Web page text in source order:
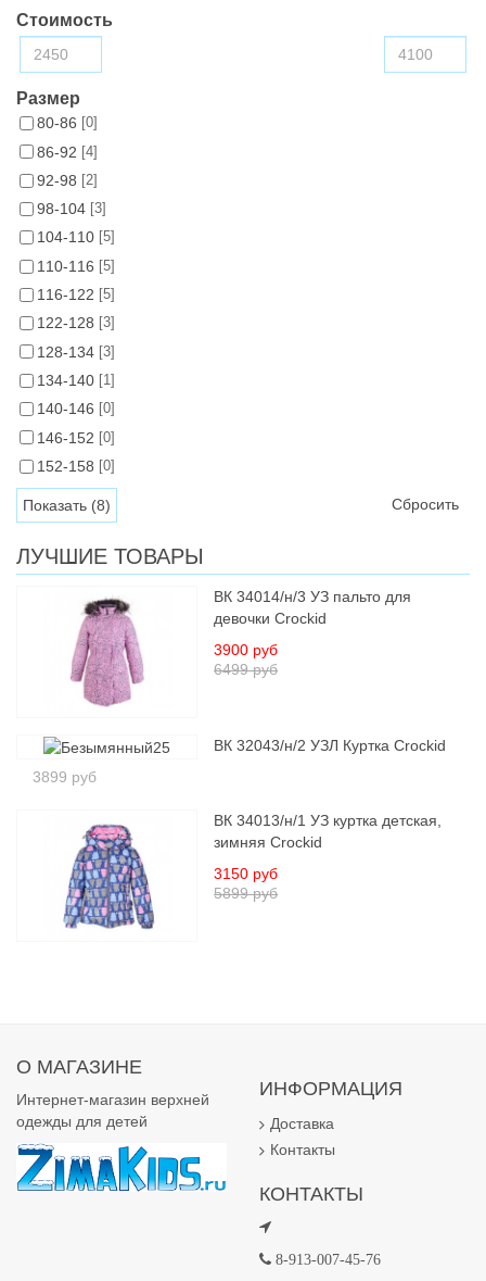
Стоимость
Размер
80-86 [0]
86-92 [4]
92-98 [2]
98-104 [3]
104-110 [5]
110-116 [5]
116-122 [5]
122-128 [3]
128-134 [3]
134-140 [1]
140-146 [0]
146-152 [0]
152-158 [0]
Сбросить
ЛУЧШИЕ ТОВАРЫ
ВК 34014/н/3 УЗ пальто для
девочки Crockid
6499 руб
3900 руб
ВК 32043/н/2 УЗЛ Куртка Crockid
3899 руб
ВК 34013/н/1 УЗ куртка детская,
зимняя Crockid
5899 руб
3150 руб
О МАГАЗИНЕ
Интернет-магазин верхней
одежды для детей
ИНФОРМАЦИЯ
Доставка
Контакты
КОНТАКТЫ
8-913-007-45-76